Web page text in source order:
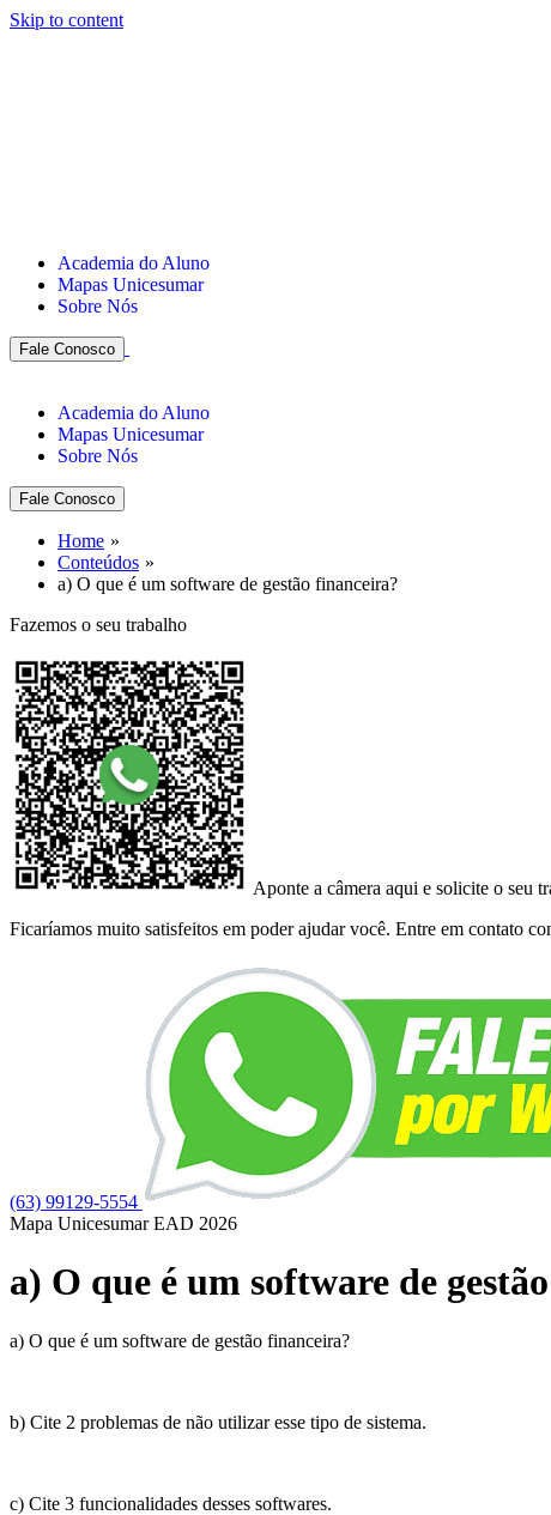
Skip to content
Academia do Aluno
Mapas Unicesumar
Sobre Nós
Fale Conosco
Academia do Aluno
Mapas Unicesumar
Sobre Nós
Fale Conosco
Home
Conteúdos
a) O que é um software de gestão financeira?
Fazemos o seu trabalho
Aponte a câmera aqui e solicite o seu
Ficaríamos muito satisfeitos em poder ajudar você. Entre em contato
(63) 99129-5554
Mapa Unicesumar EAD 2026
a) O que é um software de
a) O que é um software de gestão financeira?
b) Cite 2 problemas de não utilizar esse tipo de sistema.
c) Cite 3 funcionalidades desses softwares.